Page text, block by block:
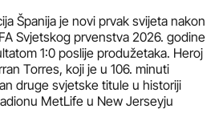
Španija je novi prvak svijeta nakon
Svjetskog prvenstva 2026. godine
1:0 poslije produžetaka. Heroj
Torres, koji je u 106. minuti
druge svjetske titule u historiji
MetLife u New Jerseyju